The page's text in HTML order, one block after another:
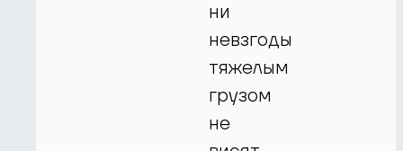
ни
невзгоды
тяжелым
грузом
не